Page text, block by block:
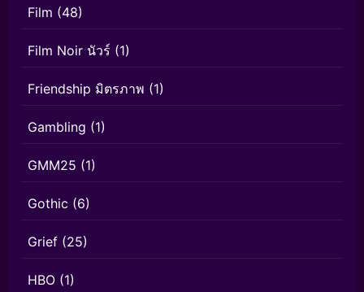
Film (48)
Film Noir นัวร์ (1)
Friendship มิตรภาพ (1)
Gambling (1)
GMM25 (1)
Gothic (6)
Grief (25)
HBO (1)